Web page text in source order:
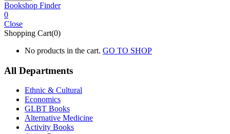
Bookshop Finder
0
Close
Shopping Cart(0)
No products in the cart. GO TO SHOP
All Departments
Ethnic & Cultural
Economics
GLBT Books
Alternative Medicine
Activity Books